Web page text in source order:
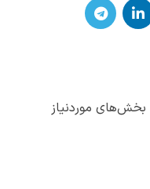
بخش‌های موردنیاز